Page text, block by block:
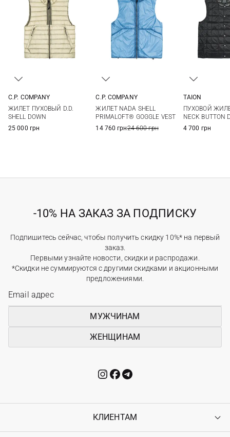
C.P. COMPANY
ЖИЛЕТ ПУХОВЫЙ D.D.
SHELL DOWN
25 000 грн
C.P. COMPANY
ЖИЛЕТ NADA SHELL
PRIMALOFT® GOGGLE VEST
14 760 грн24 600 грн
XXL
TAION
ПУХОВОЙ
NECK BUTTON
4 700 грн
-10% НА ЗАКАЗ ЗА ПОДПИСКУ
Подпишитесь сейчас, чтобы получить скидку 10%* на первый
заказ.
Первыми узнайте новости, скидки и распродажи.
*Скидки не суммируются с другими скидками и акционными
предложениями.
МУЖЧИНАМ
ЖЕНЩИНАМ
КЛИЕНТАМ